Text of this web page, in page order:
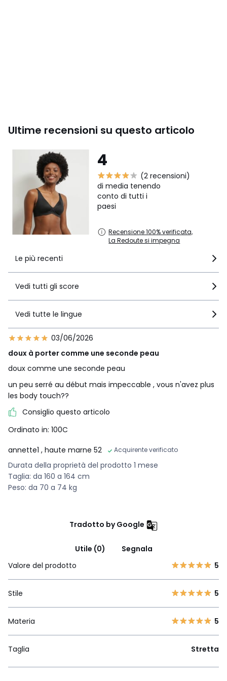
Ultime recensioni su questo articolo
4
(2 recensioni)
di media tenendo
conto di tutti i
paesi
Recensione 100% verificata,
La Redoute si impegna
Le più recenti
Vedi tutti gli score
Vedi tutte le lingue
03/06/2026
doux à porter comme une seconde peau
doux comme une seconde peau
un peu serré au début mais impeccable , vous n'avez plus
les body touch??
Consiglio questo articolo
Ordinato in: 100C
annette1 , haute marne 52 Acquirente verificato
Durata della proprietà del prodotto 1 mese
Taglia: da 160 a 164 cm
Peso: da 70 a 74 kg
Tradotto by Google
Utile (0)
Segnala
Valore del prodotto
5
Stile 5
Materia 5
Taglia Stretta